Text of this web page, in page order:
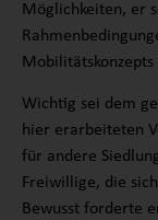
Möglichkeiten, er
Wichtig sei dem
hier erarbeiteten
für andere
Freiwillige, die
Bewusst forderte